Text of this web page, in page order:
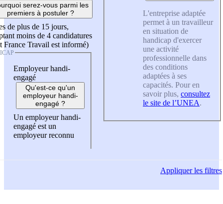
serez-vous parmi les
premiers à postuler ?
de plus de 15 jours,
moins de 4 candidatures
France Travail est informé)
Employeur handi-
engagé
Qu'est-ce qu'un
employeur handi-
engagé ?
Un employeur handi-
engagé est un
employeur reconnu
L'entreprise adaptée
permet à un travailleur
en situation de
handicap d'exercer
une activité
professionnelle dans
des conditions
adaptées à ses
capacités. Pour en
savoir plus, consultez
le site de l’UNEA.
Appliquerles filtres